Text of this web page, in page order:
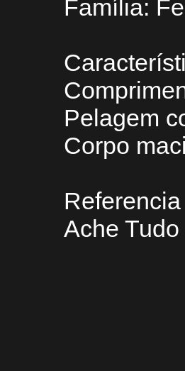
Família:
Pelagem
Corpo
Referencia
Ache